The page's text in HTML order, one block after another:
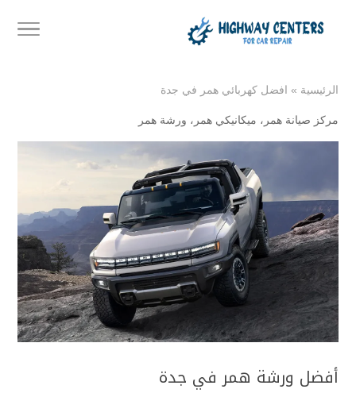
الرئيسية » افضل كهربائي همر في جدة
مركز صيانة همر ، ميكانيكي همر ، ورشة همر
أفضل ورشة همر في جدة